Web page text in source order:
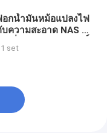
อกน้ำมันหม้อแปลงไฟ
ความสะอาด NAS 6
set